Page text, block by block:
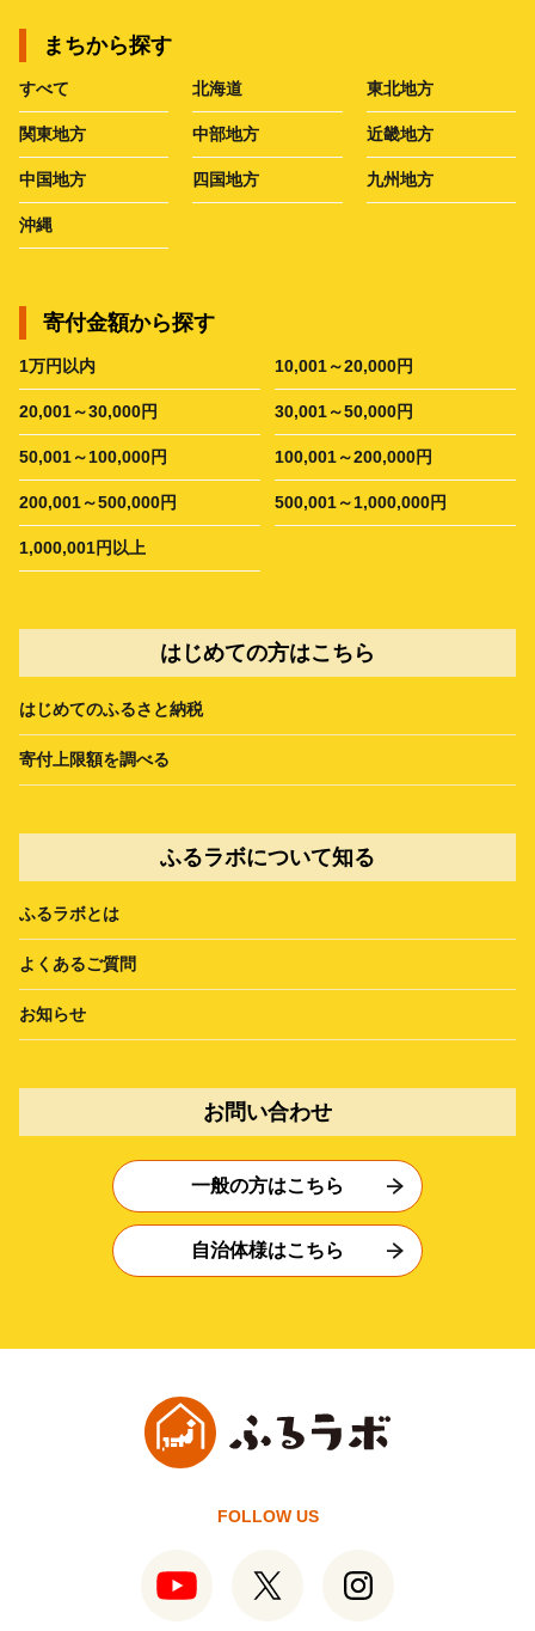
まちから探す
すべて 北海道 東北地方
関東地方 中部地方 近畿地方
中国地方 四国地方 九州地方
沖縄
寄付金額から探す
1万円以内 10,001～20,000円
20,001～30,000円 30,001～50,000円
50,001～100,000円 100,001～200,000円
200,001～500,000円 500,001～1,000,000円
1,000,001円以上
はじめての方はこちら
はじめてのふるさと納税
寄付上限額を調べる
ふるラボについて知る
ふるラボとは
よくあるご質問
お知らせ
お問い合わせ
一般の方はこちら
自治体様はこちら
FOLLOW US